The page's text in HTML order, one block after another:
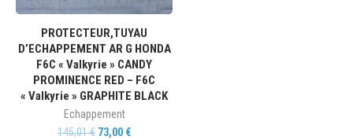
PROTECTEUR,TUYAU
D’ECHAPPEMENT AR G HONDA
F6C « Valkyrie » CANDY
PROMINENCE RED – F6C
« Valkyrie » GRAPHITE BLACK
Echappement
145,01€ 73,00 €